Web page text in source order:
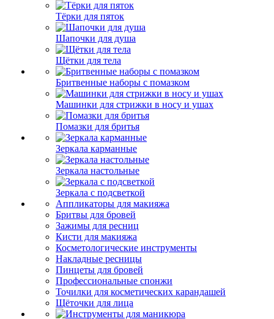
Тёрки для пяток
Шапочки для душа
Щётки для тела
Бритвенные наборы с помазком
Машинки для стрижки в носу и ушах
Помазки для бритья
Зеркала карманные
Зеркала настольные
Зеркала с подсветкой
Аппликаторы для макияжа
Бритвы для бровей
Зажимы для ресниц
Кисти для макияжа
Косметологические инструменты
Накладные ресницы
Пинцеты для бровей
Профессиональные спонжи
Точилки для косметических карандашей
Щёточки для лица